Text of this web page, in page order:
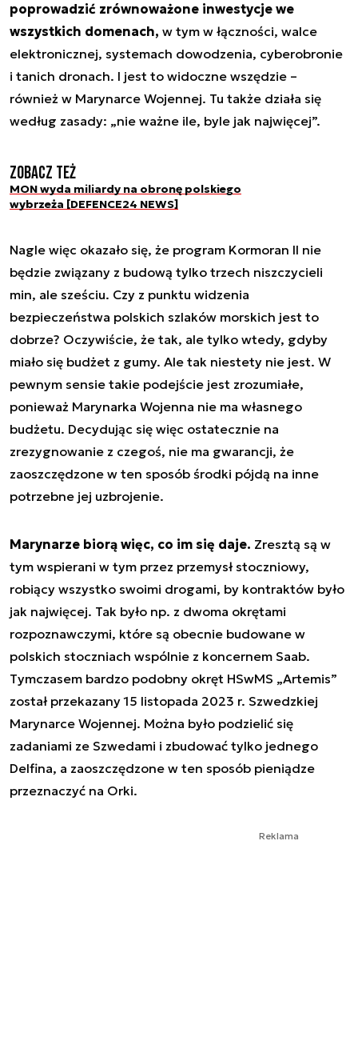
poprowadzić zrównoważone inwestycje we
wszystkich domenach, w tym w łączności, walce
elektronicznej, systemach dowodzenia, cyberobronie
i tanich dronach. I jest to widoczne wszędzie –
również w Marynarce Wojennej. Tu także działa się
według zasady: „nie ważne ile, byle jak najwięcej”.
Zobacz też
MON wyda miliardy na obronę polskiego
wybrzeża [DEFENCE24 NEWS]
Nagle więc okazało się, że program Kormoran II nie
będzie związany z budową tylko trzech niszczycieli
min, ale sześciu. Czy z punktu widzenia
bezpieczeństwa polskich szlaków morskich jest to
dobrze? Oczywiście, że tak, ale tylko wtedy, gdyby
miało się budżet z gumy. Ale tak niestety nie jest. W
pewnym sensie takie podejście jest zrozumiałe,
ponieważ Marynarka Wojenna nie ma własnego
budżetu. Decydując się więc ostatecznie na
zrezygnowanie z czegoś, nie ma gwarancji, że
zaoszczędzone w ten sposób środki pójdą na inne
potrzebne jej uzbrojenie.
Marynarze biorą więc, co im się daje. Zresztą są w
tym wspierani w tym przez przemysł stoczniowy,
robiący wszystko swoimi drogami, by kontraktów było
jak najwięcej. Tak było np. z dwoma okrętami
rozpoznawczymi, które są obecnie budowane w
polskich stoczniach wspólnie z koncernem Saab.
Tymczasem bardzo podobny okręt HSwMS „Artemis”
został przekazany 15 listopada 2023 r. Szwedzkiej
Marynarce Wojennej. Można było podzielić się
zadaniami ze Szwedami i zbudować tylko jednego
Delfina, a zaoszczędzone w ten sposób pieniądze
przeznaczyć na Orki.
Reklama